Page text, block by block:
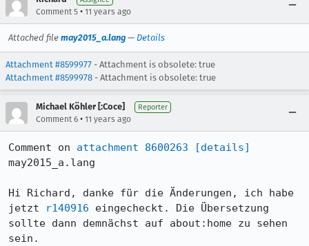
Comment 5 • 11 years ago
Attached file may2015_a.lang — Details
Attachment #8599977 - Attachment is obsolete: true
Attachment #8599978 - Attachment is obsolete: true
Michael Köhler [:Coce] Reporter
Comment 6 • 11 years ago
Comment on attachment 8600263
[details]
may2015_a.lang
Hi Richard, danke für die Änderungen, ich habe
jetzt
r140916 eingecheckt. Die Übersetzung
sollte dann demnächst auf about:home zu sehen
sein.